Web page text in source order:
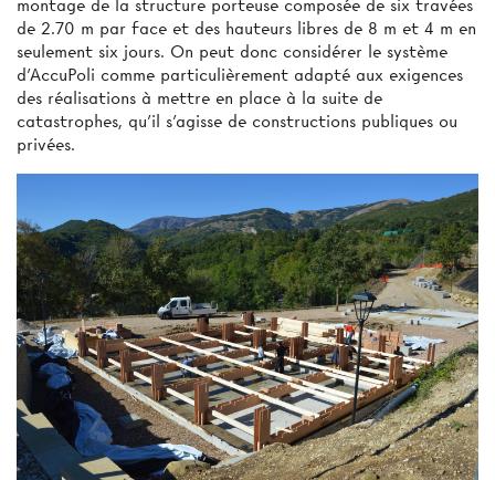
montage de la structure porteuse composée de six travées
de 2.70 m par face et des hauteurs libres de 8 m et 4 m en
seulement six jours. On peut donc considérer le système
d’AccuPoli comme particulièrement adapté aux exigences
des réalisations à mettre en place à la suite de
catastrophes, qu’il s’agisse de constructions publiques ou
privées.